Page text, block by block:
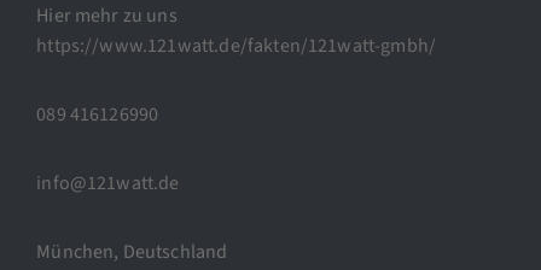
Hier mehr zu uns
https://www.121watt.de/fakten/121watt-gmbh/
089 416126990
info@121watt.de
München, Deutschland